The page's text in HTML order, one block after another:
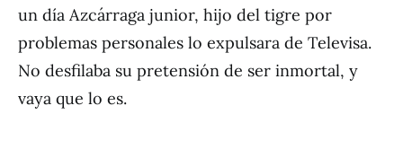
un día Azcárraga junior, hijo del tigre por
problemas personales lo expulsara de Televisa.
No desfilaba su pretensión de ser inmortal, y
vaya que lo es.